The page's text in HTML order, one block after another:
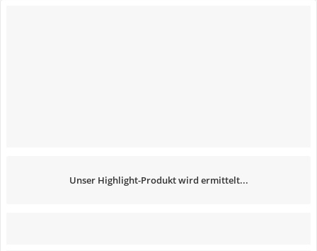
Unser Highlight-Produkt wird ermittelt...